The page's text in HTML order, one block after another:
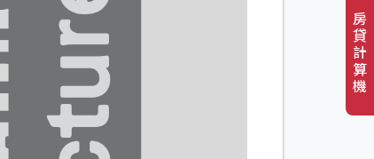
房
貸
計
算
機